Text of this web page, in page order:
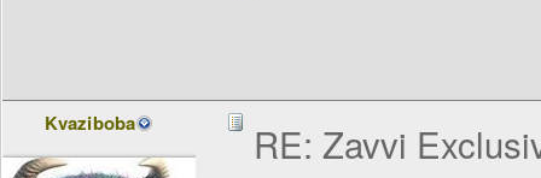
Kvaziboba
RE: Zavvi